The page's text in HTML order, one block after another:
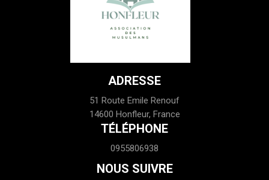
ADRESSE
51 Route Emile Renouf
14600 Honfleur, France
TÉLÉPHONE
0955806938
NOUS SUIVRE